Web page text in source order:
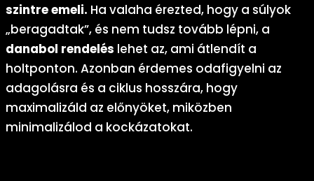
szintre emeli. Ha valaha érezted, hogy a súlyok
„beragadtak”, és nem tudsz tovább lépni, a
danabol rendelés lehet az, ami átlendít a
holtponton. Azonban érdemes odafigyelni az
adagolásra és a ciklus hosszára, hogy
maximalizáld az előnyöket, miközben
minimalizálod a kockázatokat.